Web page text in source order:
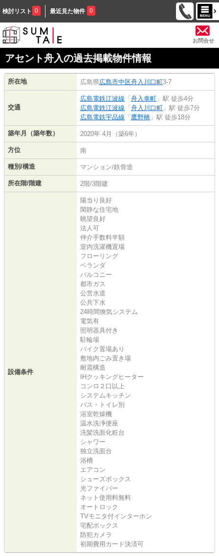
検討リスト 0 最近見た物件 0
お問合せ
アセント舟入の過去掲載物件情報
所在地 広島県広島市中区舟入川口町3-7
交通
広島電鉄江波線 「 舟入幸町 」駅 徒歩4分
広島電鉄江波線 「 舟入川口町 」駅 徒歩7分
広島電鉄宇品線 「 鷹野橋 」駅 徒歩18分
築年月（築年数） 2020年 4月（築6年）
方位 南
種別/構造 マンション/鉄骨造
所在階/階建 2階/3階建
設備条件
陽当り良好
閑静な住宅地
眺望良好
法人可
仲介手数料半額
室内洗濯機置場
フローリング
ベランダ
バルコニー
都市ガス
公営水道
公共下水
24時間換気システム
電気有
照明器具付き
駐輪場
バイク置場あり
敷地内ごみ置き場
耐震構造
IHクッキングヒーター
コンロ２口以上
システムキッチン
バス・トイレ別
浴室乾燥機
温水洗浄便座
洗髪洗面化粧台
シャワー
独立洗面台
浴槽
エアコン
シューズボックス
光ファイバー
ネット使用料無料
オートロック
TVモニタ付インターホン
宅配ボックス
防犯カメラ
初期費用カード決済可